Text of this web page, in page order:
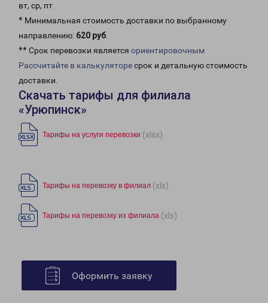
вт, ср, пт
* Минимальная стоимость доставки по выбранному
направлению: 620 руб.
** Срок перевозки является ориентировочным
Рассчитайте в калькуляторесрок и детальную стоимость
доставки.
Скачать тарифы для филиала
«Урюпинск»
Тарифы на услуги перевозки (xlsx)
Тарифы на перевозку в филиал (xls)
Тарифы на перевозку из филиала (xls)
Оформить заявку